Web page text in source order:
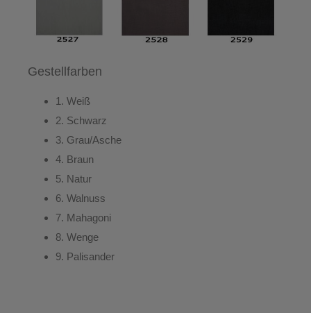
Gestellfarben
1. Weiß
2. Schwarz
3. Grau/Asche
4. Braun
5. Natur
6. Walnuss
7. Mahagoni
8. Wenge
9. Palisander